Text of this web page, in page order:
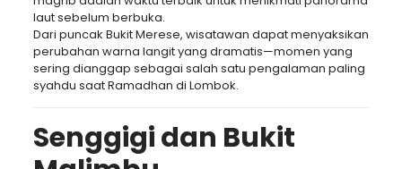
laut sebelum berbuka.
Dari puncak Bukit Merese, wisatawan dapat menyaksikan
perubahan warna langit yang dramatis—momen yang
sering dianggap sebagai salah satu pengalaman paling
syahdu saat Ramadhan di Lombok.
Senggigi dan Bukit